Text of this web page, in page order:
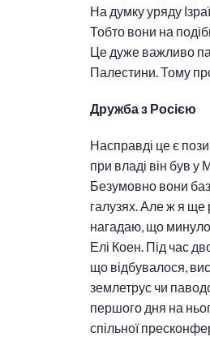
На думку уряду
Тобто вони на
Це дуже важливо
Палестини. Тому
Дружба з Росією
Насправді це є
при владі він був у
Безумовно вони
галузях. Але ж я ще
нагадаю, що
Елі Коен. Під час
що відбувалося,
землетрус чи
першого дня на
спільної